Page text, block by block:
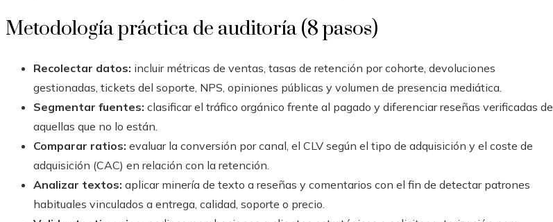
Metodología práctica de auditoría (8 pasos)
Recolectar datos: incluir métricas de ventas, tasas de retención por cohorte, devoluciones
gestionadas, tickets del soporte, NPS, opiniones públicas y volumen de presencia mediática.
Segmentar fuentes: clasificar el tráfico orgánico frente al pagado y diferenciar reseñas verificadas de
aquellas que no lo están.
Comparar ratios: evaluar la conversión por canal, el CLV según el tipo de adquisición y el coste de
adquisición (CAC) en relación con la retención.
Analizar textos: aplicar minería de texto a reseñas y comentarios con el fin de detectar patrones
habituales vinculados a entrega, calidad, soporte o precio.